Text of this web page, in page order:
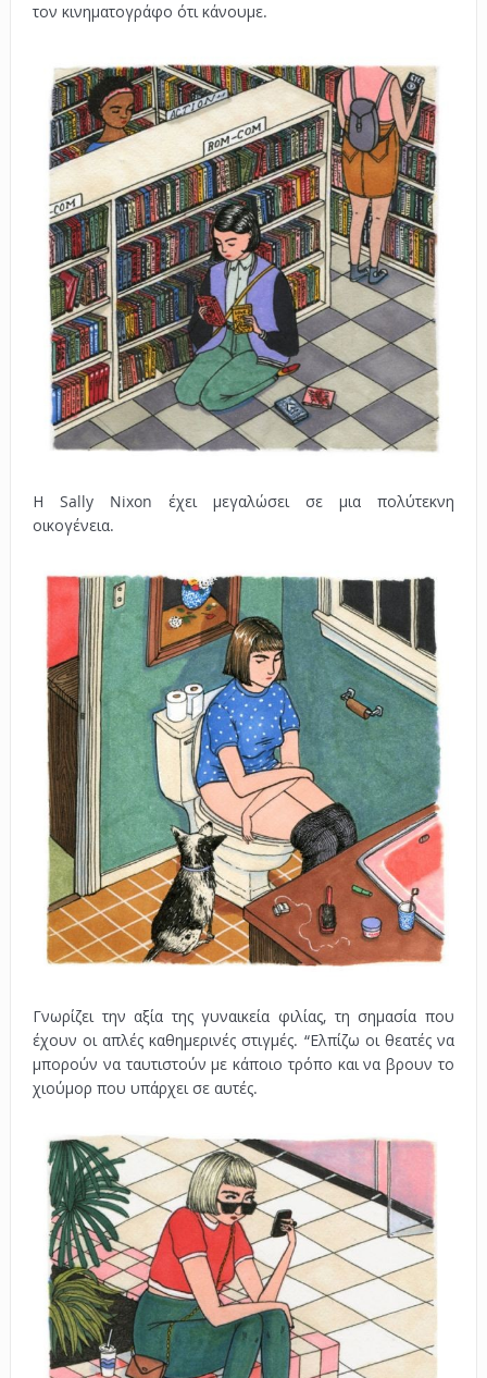
τον κινηματογράφο ότι κάνουμε.
Η Sally Nixon έχει μεγαλώσει σε μια πολύτεκνη
οικογένεια.
Γνωρίζει την αξία της γυναικεία φιλίας, τη σημασία που
έχουν οι απλές καθημερινές στιγμές. “Ελπίζω οι θεατές να
μπορούν να ταυτιστούν με κάποιο τρόπο και να βρουν το
χιούμορ που υπάρχει σε αυτές.